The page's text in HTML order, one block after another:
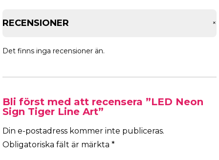
RECENSIONER +
Det finns inga recensioner än.
Bli först med att recensera ”LED Neon
Sign Tiger Line Art”
Din e-postadress kommer inte publiceras.
Obligatoriska fält är märkta *